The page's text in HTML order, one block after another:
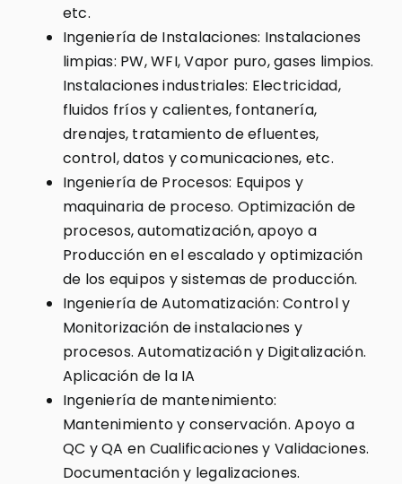
etc.
Ingeniería de Instalaciones: Instalaciones
limpias: PW, WFI, Vapor puro, gases limpios.
Instalaciones industriales: Electricidad,
fluidos fríos y calientes, fontanería,
drenajes, tratamiento de efluentes,
control, datos y comunicaciones, etc.
Ingeniería de Procesos: Equipos y
maquinaria de proceso. Optimización de
procesos, automatización, apoyo a
Producción en el escalado y optimización
de los equipos y sistemas de producción.
Ingeniería de Automatización: Control y
Monitorización de instalaciones y
procesos. Automatización y Digitalización.
Aplicación de la IA
Ingeniería de mantenimiento:
Mantenimiento y conservación. Apoyo a
QC y QA en Cualificaciones y Validaciones.
Documentación y legalizaciones.